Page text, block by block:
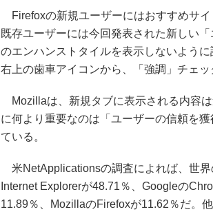
Firefoxの新規ユーザーにはおすすめサ
既存ユーザーには今回発表された新しい
のエンハンストタイルを表示しないよう
右上の歯車アイコンから、「強調」チェ
Mozillaは、新規タブに表示される内容
に何より重要なのは「ユーザーの信頼を
ている。
米NetApplicationsの調査によれば、世
Internet Explorerが48.71％、Googleの
11.89％、MozillaのFirefoxが11.62％だ。